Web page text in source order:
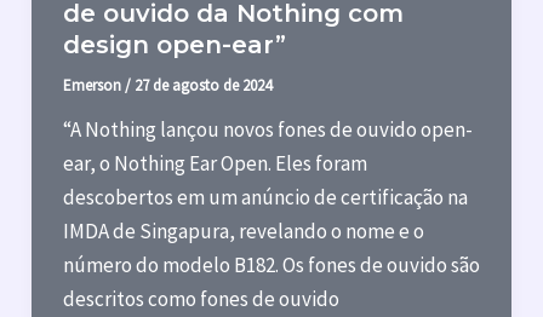
de ouvido da Nothing com
design open-ear”
Emerson/ 27 de agosto de 2024
“A Nothing lançou novos fones de ouvido open-
ear, o Nothing Ear Open. Eles foram
descobertos em um anúncio de certificação na
IMDA de Singapura, revelando o nome e o
número do modelo B182. Os fones de ouvido são
descritos como fones de ouvido